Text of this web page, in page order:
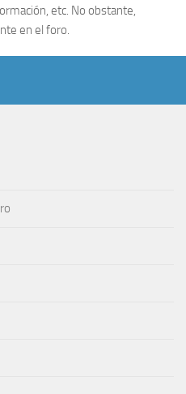
etc. No obstante,
en el foro.